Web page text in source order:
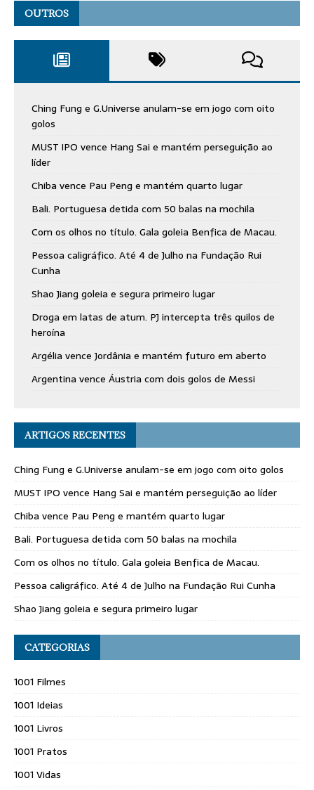
OUTROS
Ching Fung e G.Universe anulam-se em jogo com oito
golos
MUST IPO vence Hang Sai e mantém perseguição ao
líder
Chiba vence Pau Peng e mantém quarto lugar
Bali. Portuguesa detida com 50 balas na mochila
Com os olhos no título. Gala goleia Benfica de Macau.
Pessoa caligráfico. Até 4 de Julho na Fundação Rui
Cunha
Shao Jiang goleia e segura primeiro lugar
Droga em latas de atum. PJ intercepta três quilos de
heroína
Argélia vence Jordânia e mantém futuro em aberto
Argentina vence Áustria com dois golos de Messi
ARTIGOS RECENTES
Ching Fung e G.Universe anulam-se em jogo com oito golos
MUST IPO vence Hang Sai e mantém perseguição ao líder
Chiba vence Pau Peng e mantém quarto lugar
Bali. Portuguesa detida com 50 balas na mochila
Com os olhos no título. Gala goleia Benfica de Macau.
Pessoa caligráfico. Até 4 de Julho na Fundação Rui Cunha
Shao Jiang goleia e segura primeiro lugar
CATEGORIAS
1001 Filmes
1001 Ideias
1001 Livros
1001 Pratos
1001 Vidas